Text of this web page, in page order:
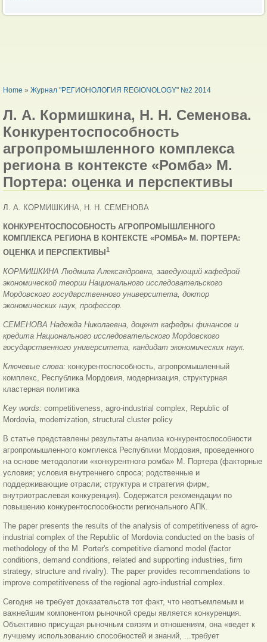
YOU ARE HERE
Home » Журнал "РЕГИОНОЛОГИЯ REGIONOLOGY" №2 2014
Л. А. Кормишкина, Н. Н. Семенова.
Конкурентоспособность
агропромышленного комплекса
региона в контексте «Ромба» М.
Портера: оценка и перспективы
Л. А. КОРМИШКИНА, Н. Н. СЕМЕНОВА
КОНКУРЕНТОСПОСОБНОСТЬ АГРОПРОМЫШЛЕННОГО
КОМПЛЕКСА РЕГИОНА В КОНТЕКСТЕ «РОМБА» М. ПОРТЕРА:
ОЦЕНКА И ПЕРСПЕКТИВЫ1
КОРМИШКИНА Людмила Александровна, заведующий кафедрой
экономической теории Национального исследовательского
Мордовского государственного университета, доктор
экономических наук, профессор.
СЕМЕНОВА Надежда Николаевна, доцент кафедры финансов и
кредита Национального исследовательского Мордовского
государственного университета, кандидат экономических наук.
Ключевые слова: конкурентоспособность, агропромышленный
комплекс, Республика Мордовия, модернизация, структурная
кластерная политика
Key words: competitiveness, agro-industrial complex, Republic of
Mordovia, modernization, structural cluster policy
В статье представлены результаты анализа конкурентоспособности
агропромышленного комплекса Республики Мордовия, проведенного
на основе методологии «конкурентного ромба» М. Портера (факторные
условия; условия внутреннего спроса; родственные и
поддерживающие отрасли; структура и стратегия фирм,
внутриотраслевая конкуренция). Содержатся рекомендации по
повышению конкурентоспособности регионального АПК.
The paper presents the results of the analysis of competitiveness of agro-
industrial complex of the Republic of Mordovia conducted on the basis of
methodology of the M. Porter's competitive diamond model (factor
conditions, demand conditions, related and supporting industries, firm
strategy, structure and rivalry). The paper provides recommendations to
improve competitiveness of the regional agro-industrial complex.
Сегодня не требует доказательств тот факт, что неотъемлемым и
важнейшим компонентом рыночной среды является конкуренция.
Объективно присущая рыночным связям и отношениям, она «ведет к
лучшему использованию способностей и знаний, ...требует